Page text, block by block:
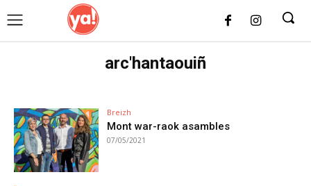
arc'hantaouiñ
Breizh
Mont war-raok asambles
07/05/2021